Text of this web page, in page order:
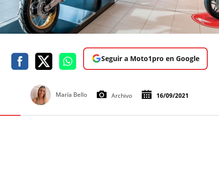
Seguir a Moto1pro en Google
María Bello Archivo 16/09/2021